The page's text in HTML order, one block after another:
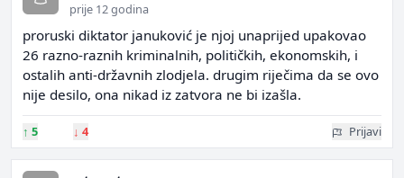
prije 12 godina
proruski diktator januković je njoj unaprijed upakovao
26 razno-raznih kriminalnih, političkih, ekonomskih, i
ostalih anti-državnih zlodjela. drugim riječima da se ovo
nije desilo, ona nikad iz zatvora ne bi izašla.
↑ 5 ↓ 4 Prijavi